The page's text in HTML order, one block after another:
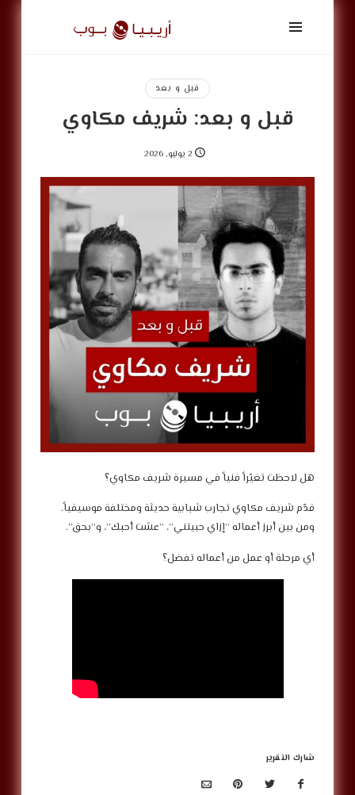
أريبيا
بوب
ArabiaPopقبل و بعد
قبل و بعد: شريف مكاوي
2 يوليو, 2026
هل لاحظت تغيّراً فنياً في مسيرة شريف مكاوي؟
قدّم شريف مكاوي تجارب شبابية حديثة ومختلفة موسيقياً.
ومن بين أبرز أعماله “إزاي حبيتني”، “عشت أحبك”، و“بحق”.
أي مرحلة أو عمل من أعماله تفضل؟
شارك التقرير